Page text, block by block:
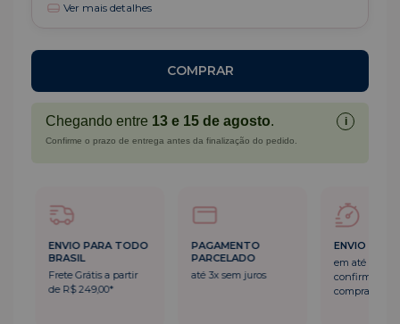
Ver mais detalhes
Chegando entre 13 e 15 de agosto. i
Confirme o prazo de entrega antes da finalização do pedido.
PAGAMENTO
PARCELADO
até 3x sem juros
ENVIO RÁPIDO
em até 24h após a
confirmação da